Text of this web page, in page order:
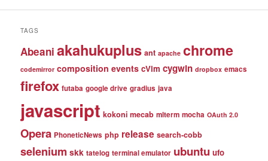
TAGS
Abeani akahukuplus ant apache chrome
codemirror composition events cVim cygwin dropbox emacs
firefox futaba google drive gradius java
javascript kokoni mecab mlterm mocha OAuth 2.0
Opera PhoneticNews php release search-cobb
selenium skk tatelog terminal emulator ubuntu ufo